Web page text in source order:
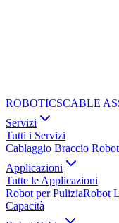
ROBOTICSCABLE
Servizi
Tutti i Servizi
Cablaggio Braccio
Applicazioni
Tutte le Applicazioni
Robot per PuliziaRobot
Capacità